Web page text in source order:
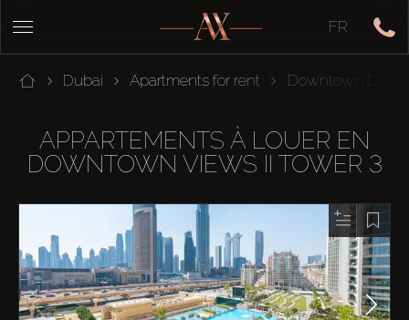
FR
Dubai Apartments for rent Downtown Dubai
APPARTEMENTS À LOUER EN
DOWNTOWN VIEWS II TOWER 3